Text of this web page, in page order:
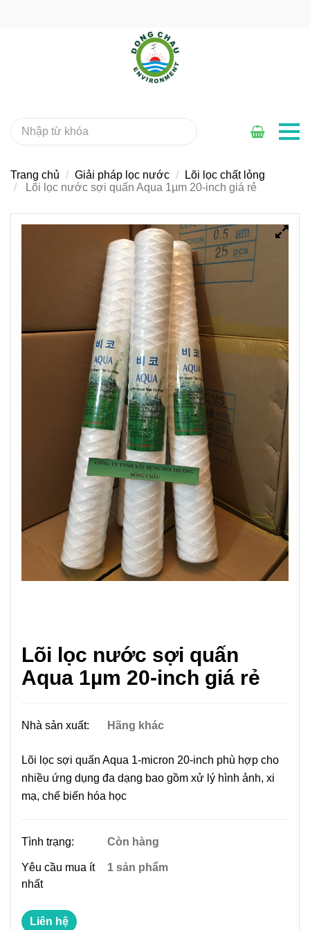
Lõi lọc nước sợi quấn
Aqua 1µm 20-inch giá rẻ
Nhà sản xuất: Hãng khác
Lõi lọc sợi quấn Aqua 1-micron 20-inch phù hợp cho
nhiều ứng dụng đa dạng bao gồm xử lý hình ảnh, xi
mạ, chế biến hóa học
Tình trạng: Còn hàng
Yêu cầu mua ít
nhất
1 sản phẩm
Liên hệ
Trang chủ Giải pháp lọc nước
Lõi lọc chất lỏng
Lõi lọc nước sợi quấn Aqua 1µm 20-inch giá rẻ